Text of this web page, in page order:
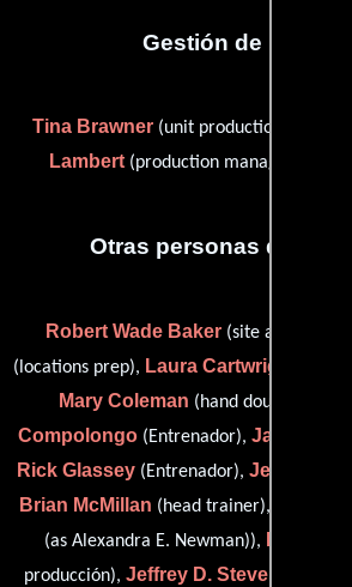
Gestión de
Tina Brawner (unit production
Lambert(production manager (as
Otras personas que
Robert Wade Baker (site advisor),
(locations prep), Laura Cartwright
Mary Coleman (hand double: Sarah
Compolongo(Entrenador), James
Rick Glassey(Entrenador), Jeffrey A.
Brian McMillan (head trainer),
(as Alexandra E. Newman)),
producción), Jeffrey D. Stevens